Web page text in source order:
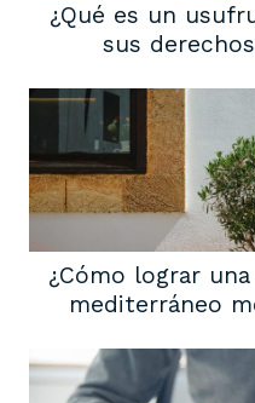
¿Qué es un
sus
¿Cómo lograr
mediterráneo